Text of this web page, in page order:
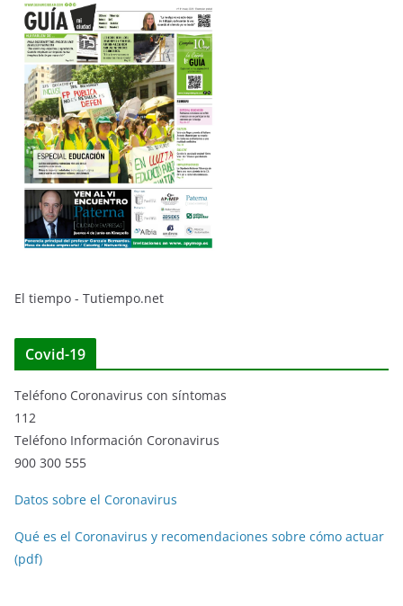
El tiempo - Tutiempo.net
Covid-19
Teléfono Coronavirus con síntomas
112
Teléfono Información Coronavirus
900 300 555
Datos sobre el Coronavirus
Qué es el Coronavirus y recomendaciones sobre cómo actuar
(pdf)